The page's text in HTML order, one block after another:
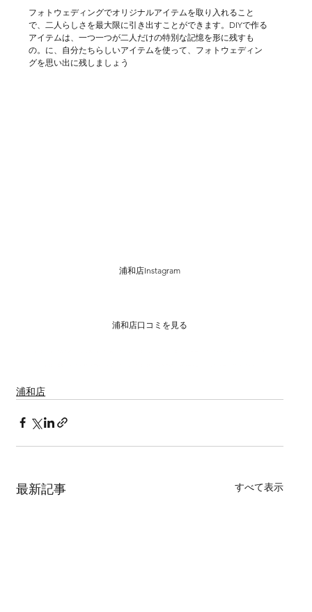
フォトウェディングでオリジナルアイテムを取り入れること
で、二人らしさを最大限に引き出すことができます。DIYで作る
アイテムは、一つ一つが二人だけの特別な記憶を形に残すも
の。に、自分たちらしいアイテムを使って、フォトウェディン
グを思い出に残しましょう
浦和店Instagram
浦和店口コミを見る
浦和店
最新記事 すべて表示